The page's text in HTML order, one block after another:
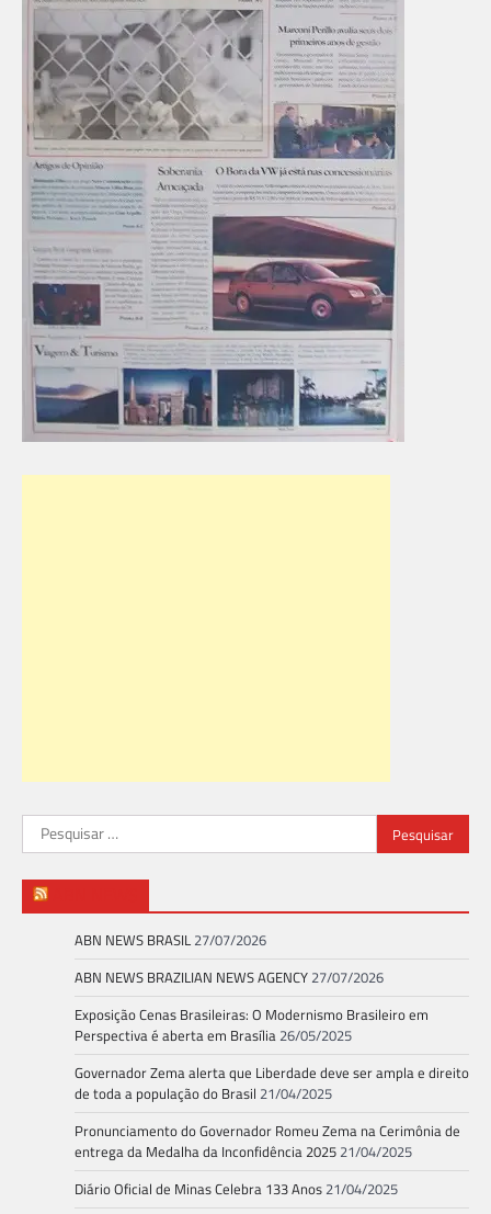
Pesquisar
por:
ABN NEWS BRASIL 27/07/2026
ABN NEWS BRAZILIAN NEWS AGENCY 27/07/2026
Exposição Cenas Brasileiras: O Modernismo Brasileiro em
Perspectiva é aberta em Brasília 26/05/2025
Governador Zema alerta que Liberdade deve ser ampla e direito
de toda a população do Brasil 21/04/2025
Pronunciamento do Governador Romeu Zema na Cerimônia de
entrega da Medalha da Inconfidência 2025 21/04/2025
Diário Oficial de Minas Celebra 133 Anos 21/04/2025